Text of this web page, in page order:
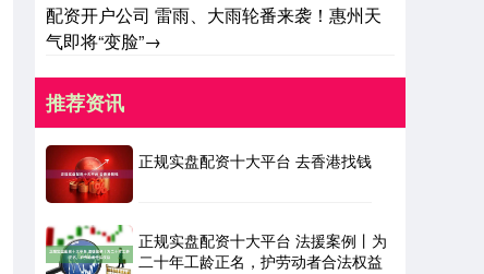
配资开户公司 雷雨、大雨轮番来袭！惠州天
气即将“变脸”→
推荐资讯
正规实盘配资十大平台 去香港找钱
正规实盘配资十大平台 法援案例丨为
二十年工龄正名，护劳动者合法权益